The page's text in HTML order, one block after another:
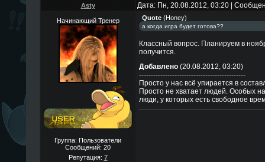
Asty Дата: Пн, 20.08.2012, 03:20 |
Начинающий Тренер
Группа: Пользователи
Сообщений: 20
Репутация: 7
Quote(Honey)
а когда игра будет готова??
Классный вопрос. Планируем в
получится.
Добавлено(20.08.2012, 03:20)
---------------------------------------------
Просто у нас всё упирается в
Просто не хватает людей. Особых
люди, у которых есть свободное